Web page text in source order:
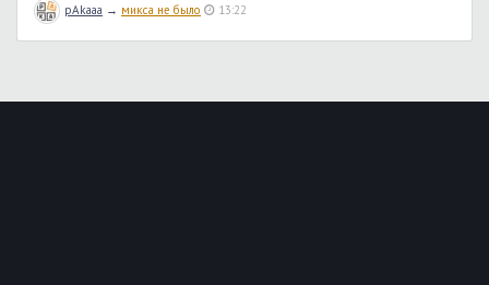
pAkaaa → микса не было 13:22